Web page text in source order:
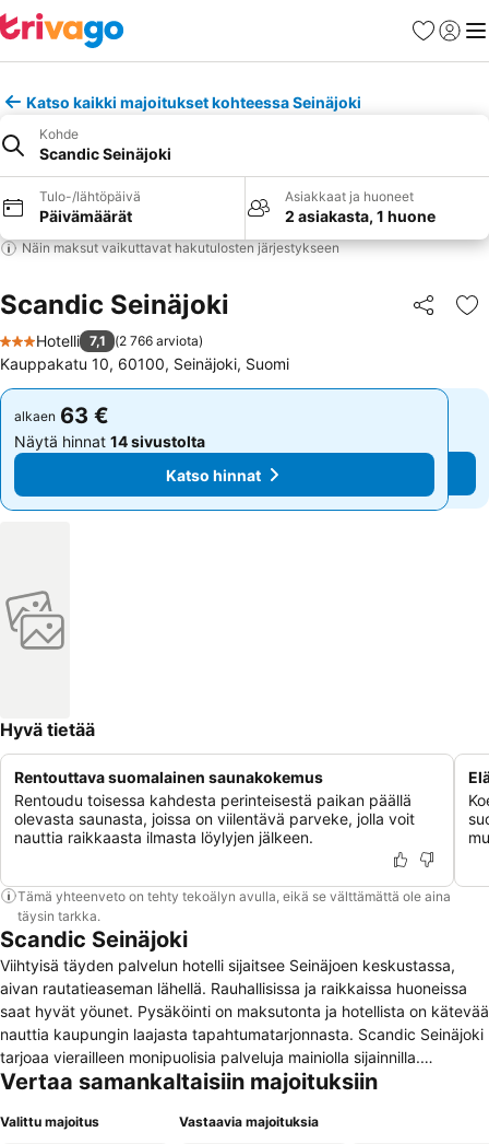
Suosikit
Katso kaikki majoitukset kohteessa Seinäjoki
Kohde
Scandic Seinäjoki
Tulo-/lähtöpäivä
Päivämäärät
Asiakkaat ja huoneet
2 asiakasta, 1 huone
Näin maksut vaikuttavat hakutulosten järjestykseen
Scandic Seinäjoki Jaa
3 Tähtiluokitus
Hotelli 7,1 (2 766 arviota)
Kauppakatu 10, 60100, Seinäjoki, Suomi
alkaen 63 €
Näytä hinnat 14 sivustolta
Katso hinnat
alkaen 63 €
Näytä hinnat 14 sivustolta
Katso hinnat
Hyvä tietää
Rentouttava suomalainen saunakokemus
Rentoudu toisessa kahdesta perinteisestä paikan päällä
olevasta saunasta, joissa on viilentävä parveke, jolla voit
nauttia raikkaasta ilmasta löylyjen jälkeen.
Tämä yhteenveto on tehty tekoälyn avulla, eikä se välttämättä ole aina
täysin tarkka.
Scandic Seinäjoki
Viihtyisä täyden palvelun hotelli sijaitsee Seinäjoen keskustassa,
aivan rautatieaseman lähellä. Rauhallisissa ja raikkaissa huoneissa
saat hyvät yöunet. Pysäköinti on maksutonta ja hotellista on kätevää
nauttia kaupungin laajasta tapahtumatarjonnasta. Scandic Seinäjoki
tarjoaa vierailleen monipuolisia palveluja mainiolla sijainnilla.
Huoneemme ovat rauhallisia ja raikkaita ja osassa on viihtyisät
lounaan että maistuvan illallisen. Hotellin yhteydestä löydät myös
Vertaa samankaltaisiin majoituksiin
Valittu majoitus Vastaavia majoituksia